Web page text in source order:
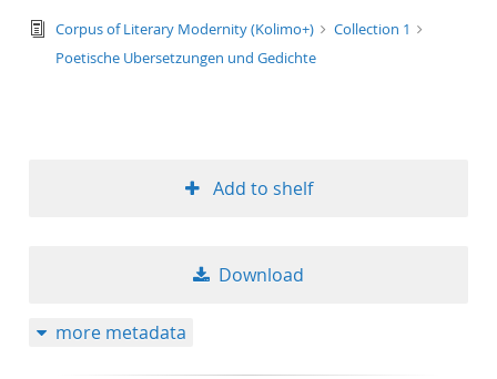
text/tg.edition+tg.aggregation+xml
Corpus of Literary Modernity (Kolimo+)
Collection 1
Poetische Ubersetzungen und Gedichte
Add to shelf
Download
more metadata